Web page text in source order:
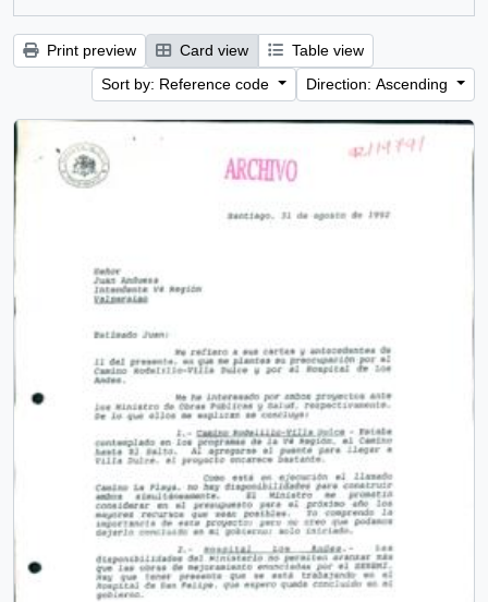
Print preview Card view
Table view
Sort by: Reference code
Direction: Ascending